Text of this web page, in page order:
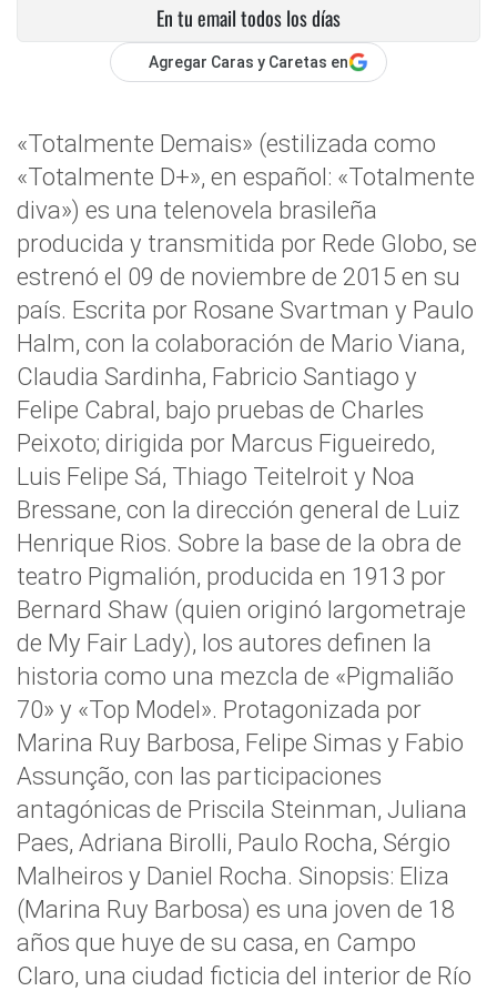
En tu email todos los días
Agregar Caras y Caretas en
«Totalmente Demais» (estilizada como
«Totalmente D+», en español: «Totalmente
diva») es una telenovela brasileña
producida y transmitida por Rede Globo, se
estrenó el 09 de noviembre de 2015 en su
país. Escrita por Rosane Svartman y Paulo
Halm, con la colaboración de Mario Viana,
Claudia Sardinha, Fabricio Santiago y
Felipe Cabral, bajo pruebas de Charles
Peixoto; dirigida por Marcus Figueiredo,
Luis Felipe Sá, Thiago Teitelroit y Noa
Bressane, con la dirección general de Luiz
Henrique Rios. Sobre la base de la obra de
teatro Pigmalión, producida en 1913 por
Bernard Shaw (quien originó largometraje
de My Fair Lady), los autores definen la
historia como una mezcla de «Pigmalião
70» y «Top Model». Protagonizada por
Marina Ruy Barbosa, Felipe Simas y Fabio
Assunção, con las participaciones
antagónicas de Priscila Steinman, Juliana
Paes, Adriana Birolli, Paulo Rocha, Sérgio
Malheiros y Daniel Rocha. Sinopsis: Eliza
(Marina Ruy Barbosa) es una joven de 18
años que huye de su casa, en Campo
Claro, una ciudad ficticia del interior de Río